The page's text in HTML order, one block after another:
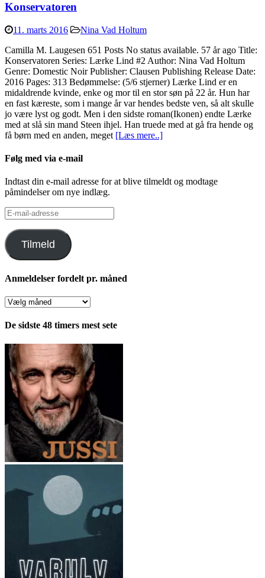
Konservatoren
11. marts 2016
Nina Vad Holtum
Camilla M. Laugesen 651 Posts No status available. 57 år ago Title:
Konservatoren Series: Lærke Lind #2 Author: Nina Vad Holtum
Genre: Domestic Noir Publisher: Clausen Publishing Release Date:
2016 Pages: 313 Bedømmelse: (5/6 stjerner) Lærke Lind er en
midaldrende kvinde, enke og mor til en stor søn på 22 år. Hun har
en fast kæreste, som i mange år var hendes bedste ven, så alt skulle
jo være lyst og godt. Men i den sidste roman(Ikonen) endte Lærke
med at slå sin mand Steen ihjel. Han truede med at gå fra hende og
få børn med en anden, meget [Læs mere..]
Følg med via e-mail
Indtast din e-mail adresse for at blive tilmeldt og modtage
påmindelser om nye indlæg.
E-
mail-
adresse
Tilmeld
Anmeldelser fordelt pr. måned
Anmeldelser
pr.
De sidste 48 timers mest sete